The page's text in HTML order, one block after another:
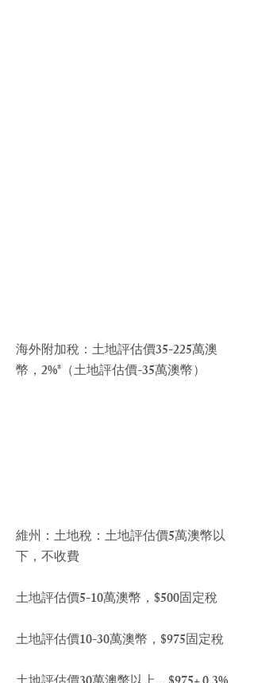
海外附加稅：土地評估價35-225萬澳
幣，2%*（土地評估價-35萬澳幣）​
維州：土地稅：土地評估價5萬澳幣以
下，不收費
土地評估價5-10萬澳幣，$500固定稅
土地評估價10-30萬澳幣，$975固定稅